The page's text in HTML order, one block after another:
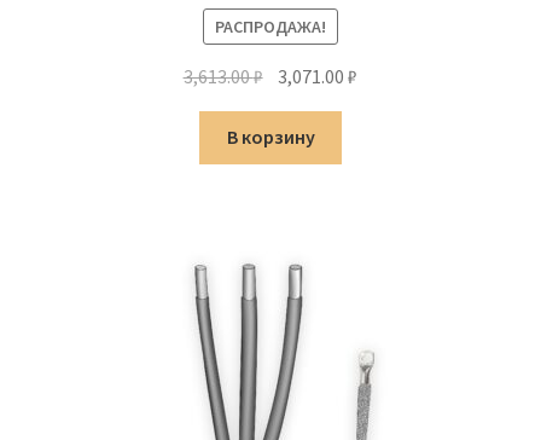
РАСПРОДАЖА!
3,613.00₽ Первоначальная
составляла
3,613.00 ₽.
3,071.00₽
В корзину